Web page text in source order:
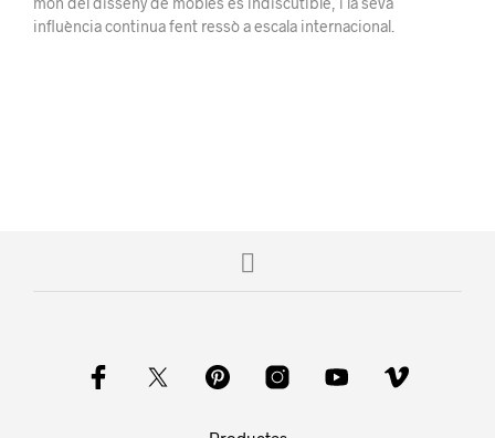
influència continua fent ressò a escala internacional.